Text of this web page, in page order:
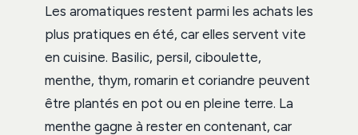
Les aromatiques restent parmi les achats les
plus pratiques en été, car elles servent vite
en cuisine. Basilic, persil, ciboulette,
menthe, thym, romarin et coriandre peuvent
être plantés en pot ou en pleine terre. La
menthe gagne à rester en contenant, car